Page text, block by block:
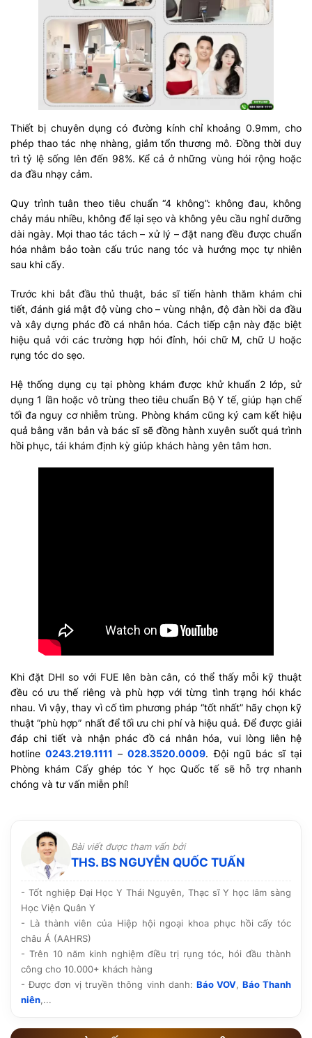
Thiết bị chuyên dụng có đường kính chỉ khoảng 0.9mm, cho
phép thao tác nhẹ nhàng, giảm tổn thương mô. Đồng thời duy
trì tỷ lệ sống lên đến 98%. Kể cả ở những vùng hói rộng hoặc
da đầu nhạy cảm.
Quy trình tuân theo tiêu chuẩn “4 không”: không đau, không
chảy máu nhiều, không để lại sẹo và không yêu cầu nghỉ dưỡng
dài ngày. Mọi thao tác tách – xử lý – đặt nang đều được chuẩn
hóa nhằm bảo toàn cấu trúc nang tóc và hướng mọc tự nhiên
sau khi cấy.
Trước khi bắt đầu thủ thuật, bác sĩ tiến hành thăm khám chi
tiết, đánh giá mật độ vùng cho – vùng nhận, độ đàn hồi da đầu
và xây dựng phác đồ cá nhân hóa. Cách tiếp cận này đặc biệt
hiệu quả với các trường hợp hói đỉnh, hói chữ M, chữ U hoặc
rụng tóc do sẹo.
Hệ thống dụng cụ tại phòng khám được khử khuẩn 2 lớp, sử
dụng 1 lần hoặc vô trùng theo tiêu chuẩn Bộ Y tế, giúp hạn chế
tối đa nguy cơ nhiễm trùng. Phòng khám cũng ký cam kết hiệu
quả bằng văn bản và bác sĩ sẽ đồng hành xuyên suốt quá trình
hồi phục, tái khám định kỳ giúp khách hàng yên tâm hơn.
Khi đặt DHI so với FUE lên bàn cân, có thể thấy mỗi kỹ thuật
đều có ưu thế riêng và phù hợp với từng tình trạng hói khác
nhau. Vì vậy, thay vì cố tìm phương pháp “tốt nhất” hãy chọn kỹ
thuật “phù hợp” nhất để tối ưu chi phí và hiệu quả. Để được giải
đáp chi tiết và nhận phác đồ cá nhân hóa, vui lòng liên hệ
hotline0243.219.1111 –028.3520.0009. Đội ngũ bác sĩ tại
Phòng khám Cấy ghép tóc Y học Quốc tế sẽ hỗ trợ nhanh
chóng và tư vấn miễn phí!
Bài viết được tham vấn bởi
THS. BS NGUYỄN QUỐC TUẤN
- Tốt nghiệp Đại Học Y Thái Nguyên, Thạc sĩ Y học lâm sàng
Học Viện Quân Y
- Là thành viên của Hiệp hội ngoại khoa phục hồi cấy tóc
châu Á (AAHRS)
- Trên 10 năm kinh nghiệm điều trị rụng tóc, hói đầu thành
công cho 10.000+ khách hàng
- Được đơn vị truyền thông vinh danh: Báo VOV, Báo Thanh
niên,...